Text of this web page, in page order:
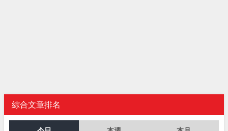
綜合文章排名